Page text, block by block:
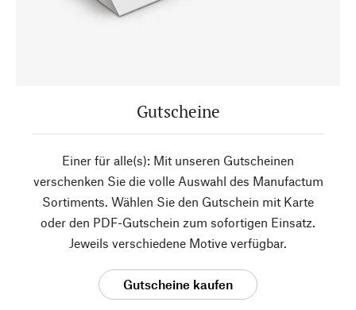
Gutscheine
Einer für alle(s): Mit unseren Gutscheinen
verschenken Sie die volle Auswahl des Manufactum
Sortiments. Wählen Sie den Gutschein mit Karte
oder den PDF-Gutschein zum sofortigen Einsatz.
Jeweils verschiedene Motive verfügbar.
Gutscheine kaufen